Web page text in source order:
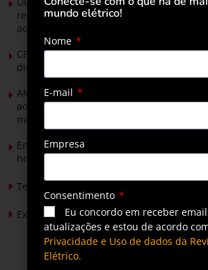
renováveis apresenta no Senado Federal
acelerar transição energética
CPFL Energia e TIM se unem para criar
distribuição do futuro com tecnologia
AMIG Brasil convida pré-candidatos ao
ao Senado para discutir propostas para
mineradores e afetados
Energia solar permitirá ampliar em 25%
hortaliças em projeto social no Tocantins
Tendências de Iluminação em 2026
Expansão da energia solar no Brasil
mundo elétrico!
Nome
E-mail
Empresa
Consentimento
Eu concordo em receber
atualizações e estou de acordo
Privacidade e Uso de dados da
Elétrico.